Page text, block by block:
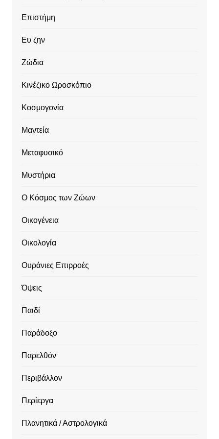
Επιστήμη
Ευ ζην
Ζώδια
Κινέζικο Ωροσκόπιο
Κοσμογονία
Μαντεία
Μεταφυσικό
Μυστήρια
Ο Κόσμος των Ζώων
Οικογένεια
Οικολογία
Ουράνιες Επιρροές
Όψεις
Παιδί
Παράδοξο
Παρελθόν
Περιβάλλον
Περίεργα
Πλανητικά / Αστρολογικά